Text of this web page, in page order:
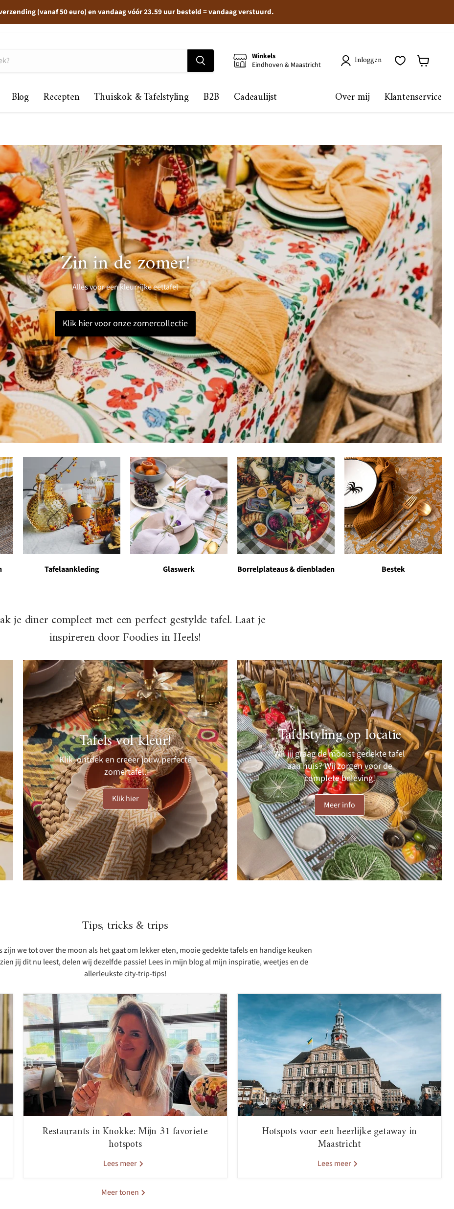
(vanaf 50 euro) en vandaag vóór 23.59 uur besteld = vandaag verstuurd.
Winkels
Eindhoven & Maastricht
Inloggen
Blog Recepten Thuiskok & Tafelstyling B2B Cadeaulijst Over mij Klantenservice
Zin in de zomer!
Alles voor een kleurrijke eettafel
Klik hier voor onze zomercollectie
Tafelaankleding Glaswerk Borrelplateaus & dienbladen Bestek
je diner compleet met een perfect gestylde tafel. Laat je
inspireren door Foodies in Heels!
Tafels vol kleur!
Klik, ontdek en creëer jouw perfecte
zomertafel.
Klik hier
Tafelstyling op locatie
Wil jij graag de mooist gedekte tafel
aan huis? Wij zorgen voor de
complete beleving!
Meer info
Tips, tricks & trips
zijn we tot over the moon als het gaat om lekker eten, mooie gedekte tafels en handige keuken
jij dit nu leest, delen wij dezelfde passie! Lees in mijn blog al mijn inspiratie, weetjes en de
allerleukste city-trip-tips!
Restaurants in Knokke: Mijn 31 favoriete
hotspots
Lees meer
Hotspots voor een heerlijke getaway in
Maastricht
Lees meer
Meer tonen